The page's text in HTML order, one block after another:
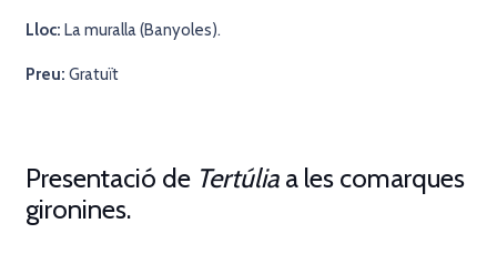
Lloc: La muralla (Banyoles).
Preu: Gratuït
Presentació de Tertúlia a les comarques
gironines.